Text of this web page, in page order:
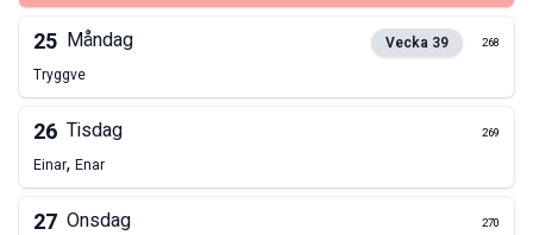
25 Måndag Vecka 39 268
Tryggve
26 Tisdag 269
Einar, Enar
27 Onsdag 270